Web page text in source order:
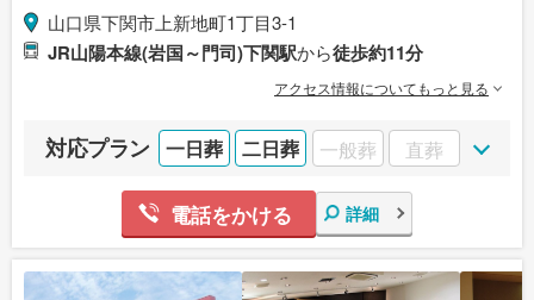
山口県下関市上新地町1丁目3-1
JR山陽本線(岩国～門司)下関駅から徒歩約11分
アクセス情報についてもっと見る
対応プラン 一日葬 二日葬 一般葬 直葬
電話をかける 詳細